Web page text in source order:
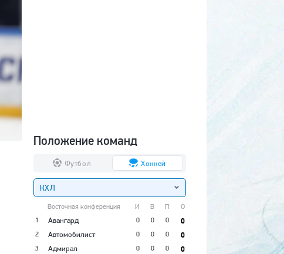
Положение команд
Футбол Хоккей
КХЛ
Восточная конференция И В П
О
1
Авангард 0 0 0 0
2 Автомобилист 0 0 0 0
3 Адмирал 0 0 0 0